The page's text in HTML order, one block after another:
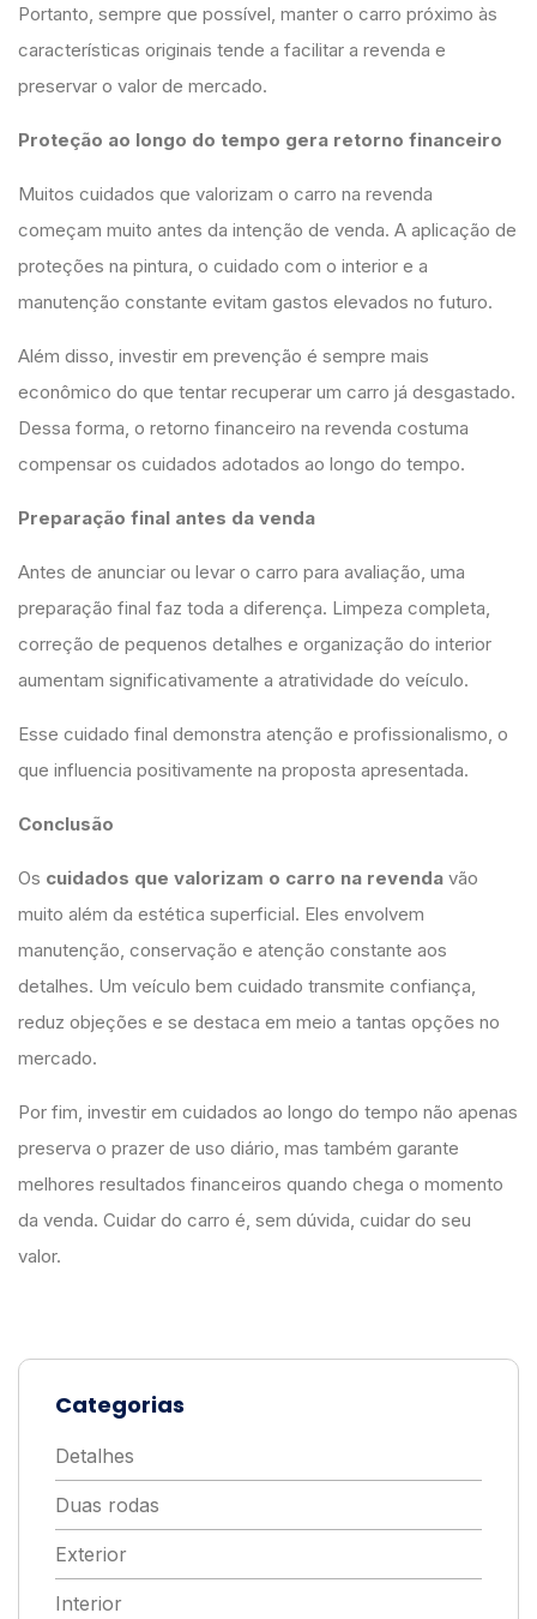
Portanto, sempre que possível, manter o carro próximo às
características originais tende a facilitar a revenda e
preservar o valor de mercado.
Proteção ao longo do tempo gera retorno financeiro
Muitos cuidados que valorizam o carro na revenda
começam muito antes da intenção de venda. A aplicação de
proteções na pintura, o cuidado com o interior e a
manutenção constante evitam gastos elevados no futuro.
Além disso, investir em prevenção é sempre mais
econômico do que tentar recuperar um carro já desgastado.
Dessa forma, o retorno financeiro na revenda costuma
compensar os cuidados adotados ao longo do tempo.
Preparação final antes da venda
Antes de anunciar ou levar o carro para avaliação, uma
preparação final faz toda a diferença. Limpeza completa,
correção de pequenos detalhes e organização do interior
aumentam significativamente a atratividade do veículo.
Esse cuidado final demonstra atenção e profissionalismo, o
que influencia positivamente na proposta apresentada.
Conclusão
Os cuidados que valorizam o carro na revenda vão
muito além da estética superficial. Eles envolvem
manutenção, conservação e atenção constante aos
detalhes. Um veículo bem cuidado transmite confiança,
reduz objeções e se destaca em meio a tantas opções no
mercado.
Por fim, investir em cuidados ao longo do tempo não apenas
preserva o prazer de uso diário, mas também garante
melhores resultados financeiros quando chega o momento
da venda. Cuidar do carro é, sem dúvida, cuidar do seu
valor.
Categorias
Detalhes
Duas rodas
Exterior
Interior